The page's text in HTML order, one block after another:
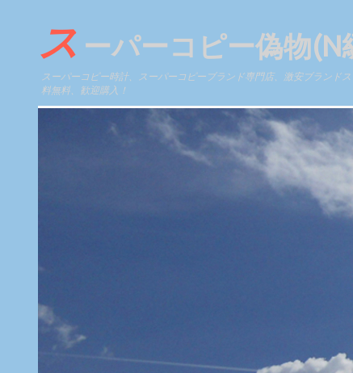
ス ーパーコピー偽物(N
スーパーコピー時計、スーパーコピーブランド専門店、激安ブランド
料無料、歓迎購入！